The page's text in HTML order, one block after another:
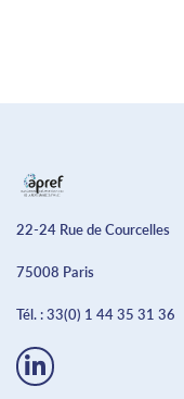
22-24 Rue de Courcelles
75008 Paris
Tél. :33(0) 1 44 35 31 36